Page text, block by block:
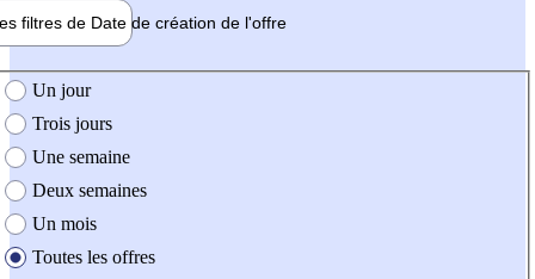
filtres de Date de création de l'offre
création de l'offre
Un jour
Trois jours
Une semaine
Deux semaines
Un mois
Toutes les offres